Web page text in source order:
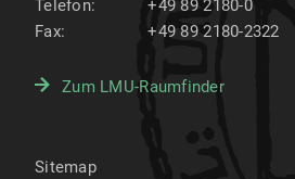
Telefon:
+49 89 2180-0
Fax:
+49 89 2180-2322
Zum LMU-Raumfinder
Sitemap